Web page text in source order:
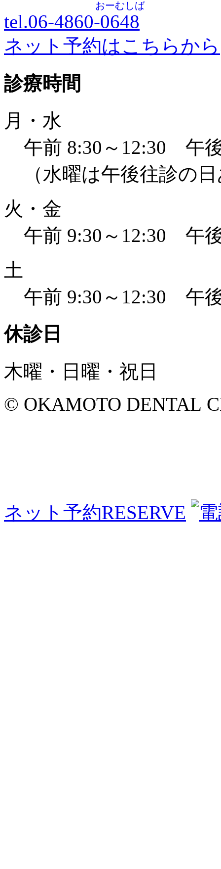
tel.06-4860-0648
おーむしば
ネット予約はこちらから
診療時間
月・水
午前 8:30～12:30 午
（水曜は午後往診の
火・金
午前 9:30～12:30 午
土
午前 9:30～12:30 午
休診日
木曜・日曜・祝日
© OKAMOTO DENTAL
ネット予約RESERVE